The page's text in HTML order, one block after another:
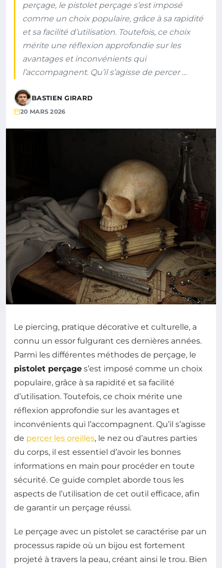
perçage, le pistolet perçage s’est imposé
comme un choix populaire, grâce à sa rapidité
et sa facilité d’utilisation. Toutefois, ce choix
mérite une réflexion approfondie sur les
avantages et inconvénients qui
l’accompagnent. Qu’il s’agisse de percer …
BASTIEN GIRARD
20 MARS 2026
Le piercing, pratique décorative et culturelle, a
connu un essor fulgurant ces dernières années.
Parmi les différentes méthodes de perçage, le
pistolet perçage s’est imposé comme un choix
populaire, grâce à sa rapidité et sa facilité
d’utilisation. Toutefois, ce choix mérite une
réflexion approfondie sur les avantages et
inconvénients qui l’accompagnent. Qu’il s’agisse
de percer les oreilles, le nez ou d’autres parties
du corps, il est essentiel d’avoir les bonnes
informations en main pour procéder en toute
sécurité. Ce guide complet aborde tous les
aspects de l’utilisation de cet outil efficace, afin
de garantir un perçage réussi.
Le perçage avec un pistolet se caractérise par un
processus rapide où un bijou est fortement
projeté à travers la peau, créant ainsi le trou. Bien